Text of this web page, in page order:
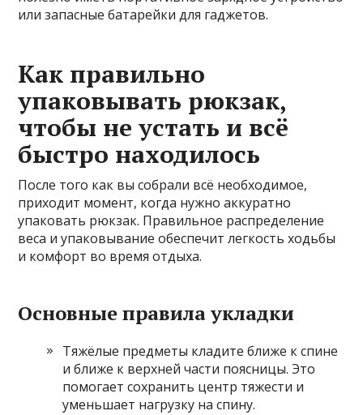
или запасные батарейки для гаджетов.
Как правильно
упаковывать рюкзак,
чтобы не устать и всё
быстро находилось
После того как вы собрали всё необходимое,
приходит момент, когда нужно аккуратно
упаковать рюкзак. Правильное распределение
веса и упаковывание обеспечит легкость ходьбы
и комфорт во время отдыха.
Основные правила укладки
Тяжёлые предметы кладите ближе к спине
и ближе к верхней части поясницы. Это
помогает сохранить центр тяжести и
уменьшает нагрузку на спину.